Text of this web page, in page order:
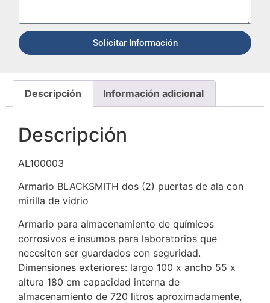
Solicitar Información
Descripción Información adicional
Descripción
AL100003
Armario BLACKSMITH dos (2) puertas de ala con
mirilla de vidrio
Armario para almacenamiento de químicos
corrosivos e insumos para laboratorios que
necesiten ser guardados con seguridad.
Dimensiones exteriores: largo 100 x ancho 55 x
altura 180 cm capacidad interna de
almacenamiento de 720 litros aproximadamente,